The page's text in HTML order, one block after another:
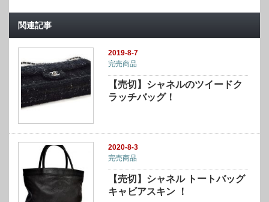
関連記事
2019-8-7
完売商品
【売切】シャネルのツイードク
ラッチバッグ！
2020-8-3
完売商品
【売切】シャネル トートバッグ
キャビアスキン ！